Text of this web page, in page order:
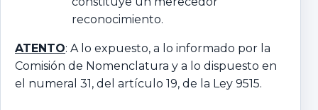
reconocimiento.
ATENTO: A lo expuesto, a lo informado por la
Comisión de Nomenclatura y a lo dispuesto en
el numeral 31, del artículo 19, de la Ley 9515.